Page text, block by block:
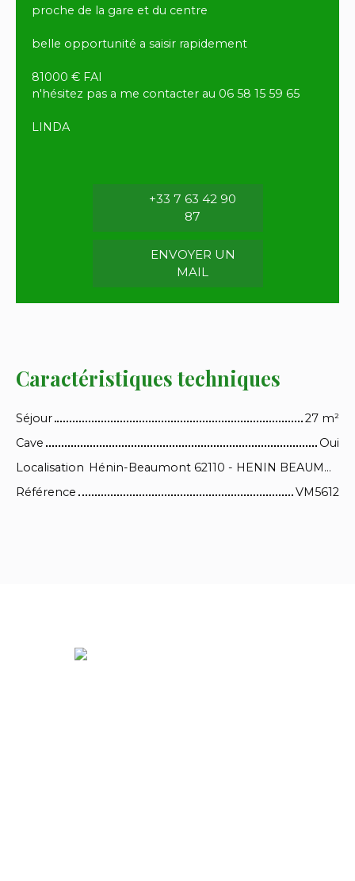
proche de la gare et du centre
belle opportunité a saisir rapidement
81000 € FAI
n'hésitez pas a me contacter au 06 58 15 59 65
LINDA
+33 7 63 42 90
87
ENVOYER UN
MAIL
Caractéristiques techniques
Séjour 27 m²
Cave
Oui
Localisation
Hénin-Beaumont 62110 - HENIN BEAUMONT
Référence
VM5612